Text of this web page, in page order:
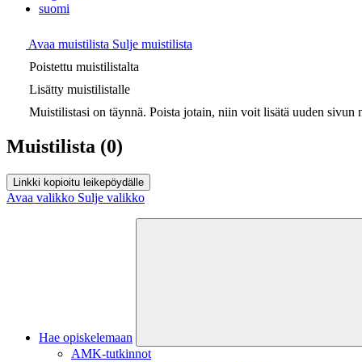
suomi
Avaa muistilista Sulje muistilista
Poistettu muistilistalta
Lisätty muistilistalle
Muistilistasi on täynnä. Poista jotain, niin voit lisätä uuden sivun
Muistilista (0)
Linkki kopioitu leikepöydälle
Avaa valikko Sulje valikko
Hae opiskelemaan
AMK-tutkinnot